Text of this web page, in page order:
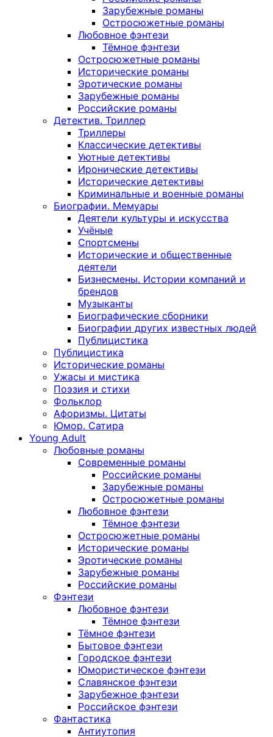
Зарубежные романы
Остросюжетные романы
Любовное фэнтези
Тёмное фэнтези
Остросюжетные романы
Исторические романы
Эротические романы
Зарубежные романы
Российские романы
Детектив. Триллер
Триллеры
Классические детективы
Уютные детективы
Иронические детективы
Исторические детективы
Криминальные и военные романы
Биографии. Мемуары
Деятели культуры и искусства
Учёные
Спортсмены
Исторические и общественные
деятели
Бизнесмены. Истории компаний и
брендов
Музыканты
Биографические сборники
Биографии других известных людей
Публицистика
Публицистика
Исторические романы
Ужасы и мистика
Поэзия и стихи
Фольклор
Афоризмы. Цитаты
Юмор. Сатира
Young Adult
Любовные романы
Современные романы
Российские романы
Зарубежные романы
Остросюжетные романы
Любовное фэнтези
Тёмное фэнтези
Остросюжетные романы
Исторические романы
Эротические романы
Зарубежные романы
Российские романы
Фэнтези
Любовное фэнтези
Тёмное фэнтези
Тёмное фэнтези
Бытовое фэнтези
Городское фэнтези
Юмористическое фэнтези
Славянское фэнтези
Зарубежное фэнтези
Российское фэнтези
Фантастика
Антиутопия